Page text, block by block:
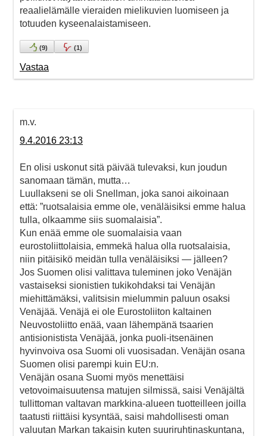
reaalielämälle vieraiden mielikuvien luomiseen ja
totuuden kyseenalaistamiseen.
(9) (1)
Vastaa
m.v.
9.4.2016 23:13
En olisi uskonut sitä päivää tulevaksi, kun joudun
sanomaan tämän, mutta…
Luullakseni se oli Snellman, joka sanoi aikoinaan
että: ”ruotsalaisia emme ole, venäläisiksi emme halua
tulla, olkaamme siis suomalaisia”.
Kun enää emme ole suomalaisia vaan
eurostoliittolaisia, emmekä halua olla ruotsalaisia,
niin pitäisikö meidän tulla venäläisiksi — jälleen?
Jos Suomen olisi valittava tuleminen joko Venäjän
vastaiseksi sionistien tukikohdaksi tai Venäjän
miehittämäksi, valitsisin mielummin paluun osaksi
Venäjää. Venäjä ei ole Eurostoliiton kaltainen
Neuvostoliitto enää, vaan lähempänä tsaarien
antisionistista Venäjää, jonka puoli-itsenäinen
hyvinvoiva osa Suomi oli vuosisadan. Venäjän osana
Suomen olisi parempi kuin EU:n.
Venäjän osana Suomi myös menettäisi
vetovoimaisuutensa matujen silmissä, saisi Venäjältä
tullittoman valtavan markkina-alueen tuotteilleen joilla
taatusti riittäisi kysyntää, saisi mahdollisesti oman
valuutan Markan takaisin kuten suuriruhtinaskuntana,